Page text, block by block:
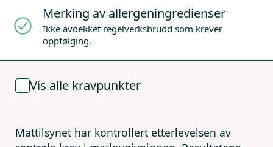
Merking av allergeningredienser
Ikke avdekket regelverksbrudd som krever
oppfølging.
Vis alle kravpunkter
Mattilsynet har kontrollert etterlevelsen av